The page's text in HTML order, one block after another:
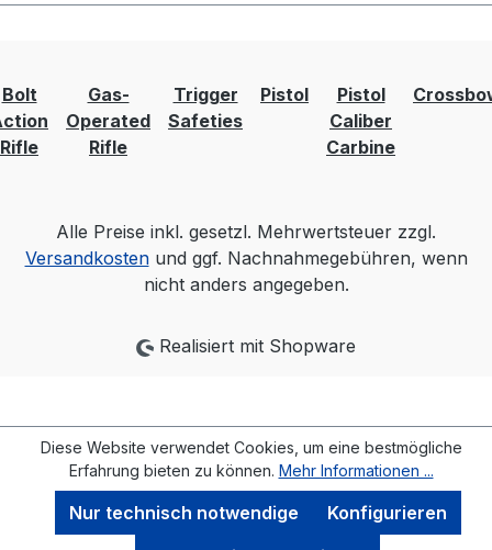
Bolt
Rifle
Gas-
Operated
Rifle
Trigger
Safeties
Pistol
Pistol
Caliber
Carbine
Alle Preise inkl. gesetzl. Mehrwertsteuer zzgl.
Versandkostenund ggf. Nachnahmegebühren, wenn
nicht anders angegeben.
Realisiert mit Shopware
Diese Website verwendet Cookies, um eine bestmögliche
Erfahrung bieten zu können. Mehr Informationen ...
Nur technisch notwendige
Konfigurieren